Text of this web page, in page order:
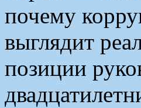
почему
выглядит
позиции